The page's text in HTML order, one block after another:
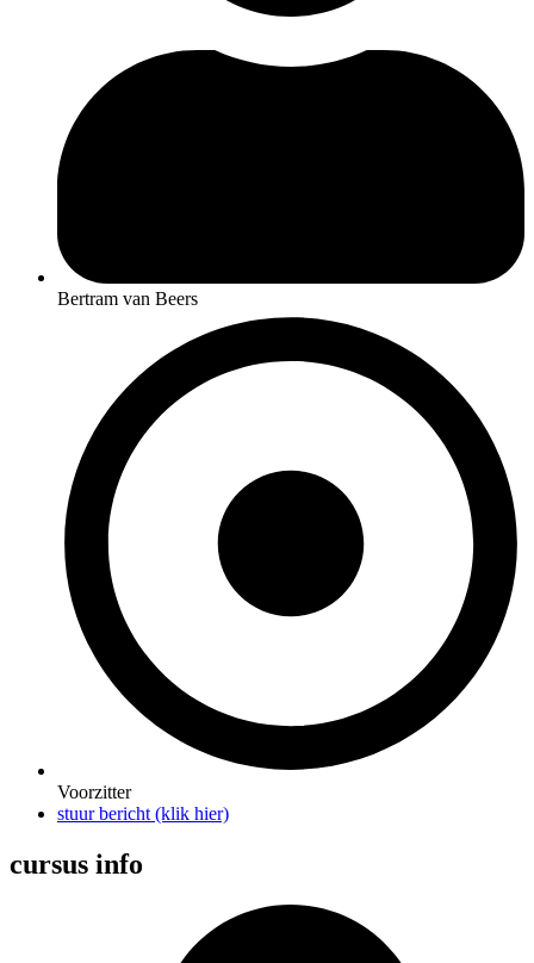
Bertram van Beers
Voorzitter
stuur bericht (klik hier)
cursus info